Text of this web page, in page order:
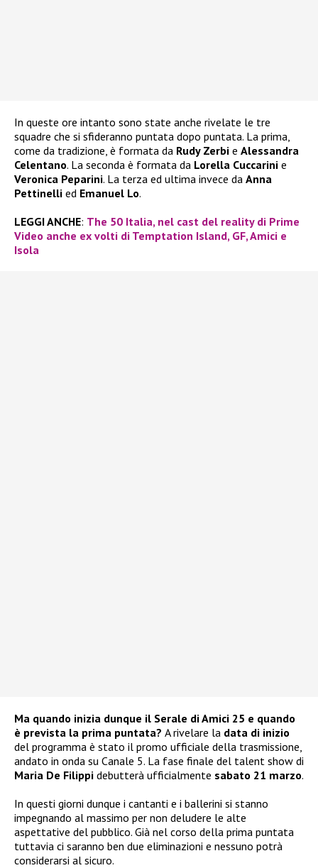
In queste ore intanto sono state anche rivelate le tre
squadre che si sfideranno puntata dopo puntata. La prima,
come da tradizione, è formata da Rudy Zerbi e Alessandra
Celentano. La seconda è formata da Lorella Cuccarini e
Veronica Peparini. La terza ed ultima invece da Anna
Pettinelli ed Emanuel Lo.
LEGGI ANCHE: The 50 Italia, nel cast del reality di Prime
Video anche ex volti di Temptation Island, GF, Amici e
Isola
Ma quando inizia dunque il Serale di Amici 25 e quando
è prevista la prima puntata? A rivelare la data di inizio
del programma è stato il promo ufficiale della trasmissione,
andato in onda su Canale 5. La fase finale del talent show di
Maria De Filippi debutterà ufficialmente sabato 21 marzo.
In questi giorni dunque i cantanti e i ballerini si stanno
impegnando al massimo per non deludere le alte
aspettative del pubblico. Già nel corso della prima puntata
tuttavia ci saranno ben due eliminazioni e nessuno potrà
considerarsi al sicuro.